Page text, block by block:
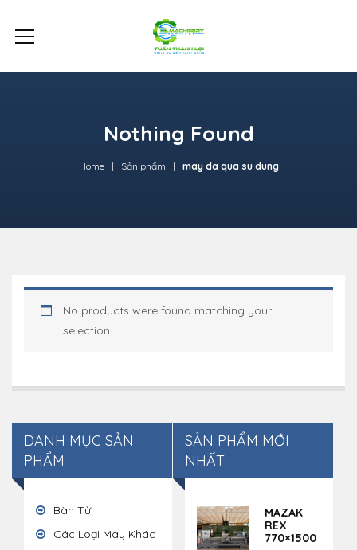
Nothing Found
Home Sản phẩm may da qua su dung
DANH MỤC SẢN
PHẨM
Bàn Từ
Các Loại Máy Khác
SẢN PHẨM MỚI
NHẤT
MAZAK
REX
770×1500
No products were found matching your
selection.